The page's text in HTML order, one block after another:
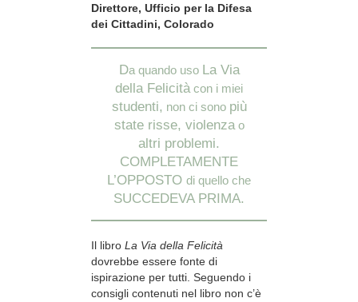
Direttore, Ufficio per la Difesa
dei Cittadini, Colorado
Da quando uso La Via
della Felicità con i miei
studenti, non ci sono più
state risse, violenzao
altri problemi.
COMPLETAMENTE
L’OPPOSTO di quello che
SUCCEDEVA PRIMA.
Il libro La Via della Felicità
dovrebbe essere fonte di
ispirazione per tutti. Seguendo i
consigli contenuti nel libro non c’è